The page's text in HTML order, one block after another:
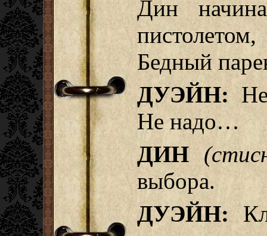
Дин
Бедный
ДУЭЙН:
Не надо…
ДИН
выбора.
ДУЭЙН: